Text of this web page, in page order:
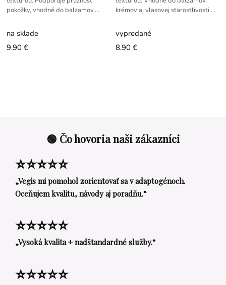
pokožky, vhodné do balzamov,
na sklade
9.90 €
krémov aj vlasovej starostlivosti.
vypredané
8.90 €
🟢 Čo hovoria naši zákazníci
⭐⭐⭐⭐⭐
„Vegis mi pomohol zorientovať sa v adaptogénoch.
Oceňujem kvalitu, návody aj poradňu.“
⭐⭐⭐⭐⭐
„Vysoká kvalita + nadštandardné služby.“
⭐⭐⭐⭐⭐